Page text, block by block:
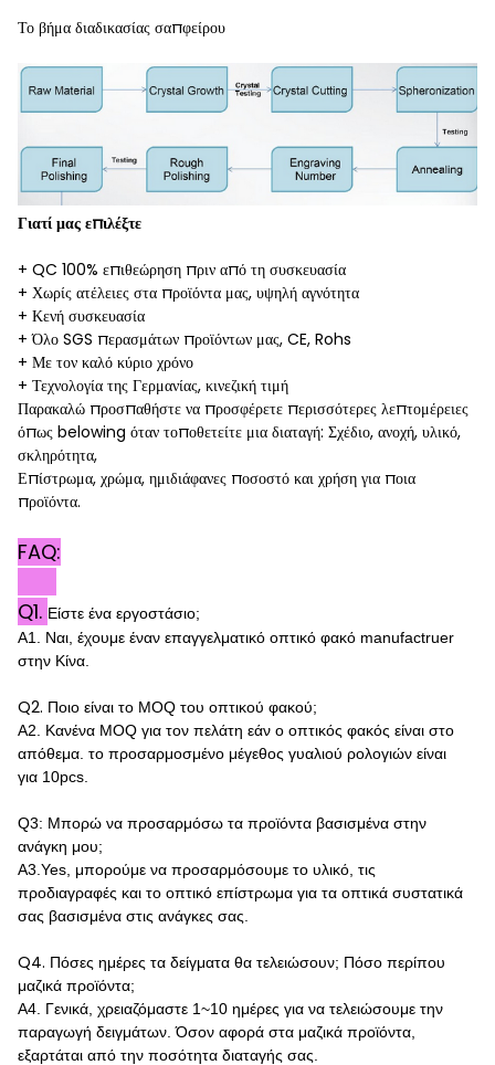
Το βήμα διαδικασίας σαπφείρου
Γιατί μας επιλέξτε
+ QC 100% επιθεώρηση πριν από τη συσκευασία
+ Χωρίς ατέλειες στα προϊόντα μας, υψηλή αγνότητα
+ Κενή συσκευασία
+ Όλο SGS περασμάτων προϊόντων μας, CE, Rohs
+ Με τον καλό κύριο χρόνο
+ Τεχνολογία της Γερμανίας, κινεζική τιμή
Παρακαλώ προσπαθήστε να προσφέρετε περισσότερες λεπτομέρειες
όπως belowing όταν τοποθετείτε μια διαταγή: Σχέδιο, ανοχή, υλικό,
σκληρότητα,
Επίστρωμα, χρώμα, ημιδιάφανες ποσοστό και χρήση για ποια
προϊόντα.
FAQ:
Q1. Είστε ένα εργοστάσιο;
A1. Ναι, έχουμε έναν επαγγελματικό οπτικό φακό manufactruer
στην Κίνα.
Q2. Ποιο είναι το MOQ του οπτικού φακού;
A2. Κανένα MOQ για τον πελάτη εάν ο οπτικός φακός είναι στο
απόθεμα. το προσαρμοσμένο μέγεθος γυαλιού ρολογιών είναι
για 10pcs.
Q3: Μπορώ να προσαρμόσω τα προϊόντα βασισμένα στην
ανάγκη μου;
A3.Yes, μπορούμε να προσαρμόσουμε το υλικό, τις
προδιαγραφές και το οπτικό επίστρωμα για τα οπτικά συστατικά
σας βασισμένα στις ανάγκες σας.
Q4. Πόσες ημέρες τα δείγματα θα τελειώσουν; Πόσο περίπου
μαζικά προϊόντα;
A4. Γενικά, χρειαζόμαστε 1~10 ημέρες για να τελειώσουμε την
παραγωγή δειγμάτων. Όσον αφορά στα μαζικά προϊόντα,
εξαρτάται από την ποσότητα διαταγής σας.